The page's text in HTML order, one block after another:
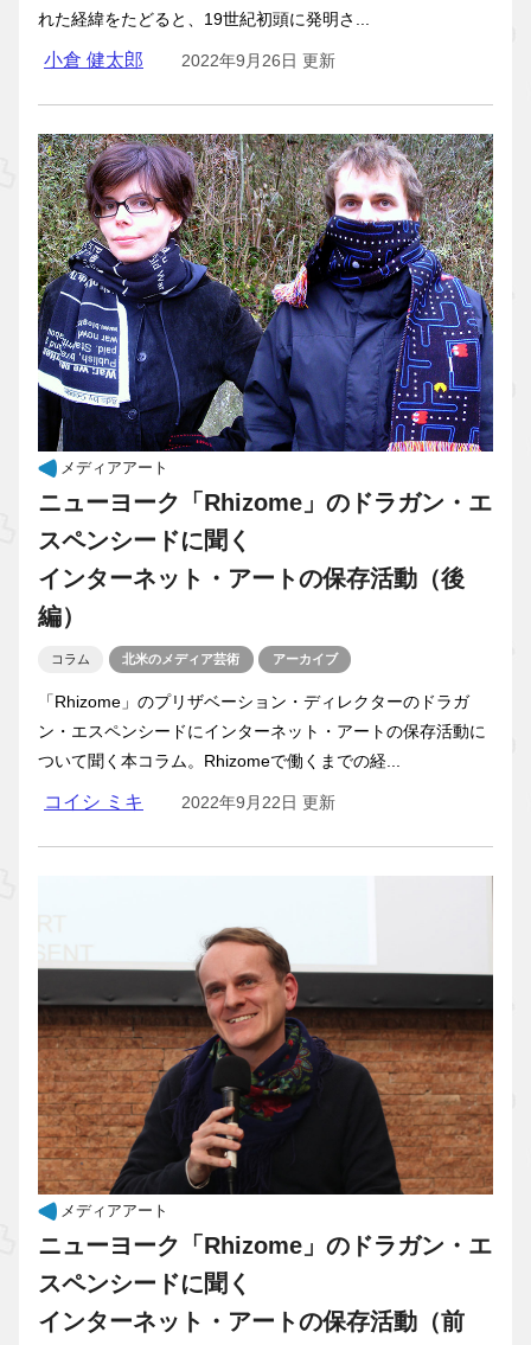
れた経緯をたどると、19世紀初頭に発明さ...
小倉 健太郎 2022年9月26日 更新
メディアアート
ニューヨーク「Rhizome」のドラガン・エ
スペンシードに聞く
インターネット・アートの保存活動（後
編）
コラム 北米のメディア芸術 アーカイブ
「Rhizome」のプリザベーション・ディレクターのドラガ
ン・エスペンシードにインターネット・アートの保存活動に
ついて聞く本コラム。Rhizomeで働くまでの経...
コイシ ミキ 2022年9月22日 更新
メディアアート
ニューヨーク「Rhizome」のドラガン・エ
スペンシードに聞く
インターネット・アートの保存活動（前